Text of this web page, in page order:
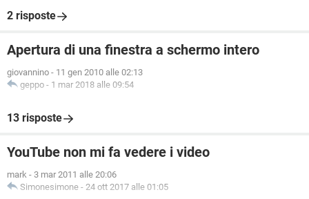
2 risposte
Apertura di una finestra a schermo intero
giovannino - 11 gen 2010 alle 02:13
geppo - 1 mar 2018 alle 09:54
13 risposte
YouTube non mi fa vedere i video
mark - 3 mar 2011 alle 20:06
Simonesimone - 24 ott 2017 alle 01:05